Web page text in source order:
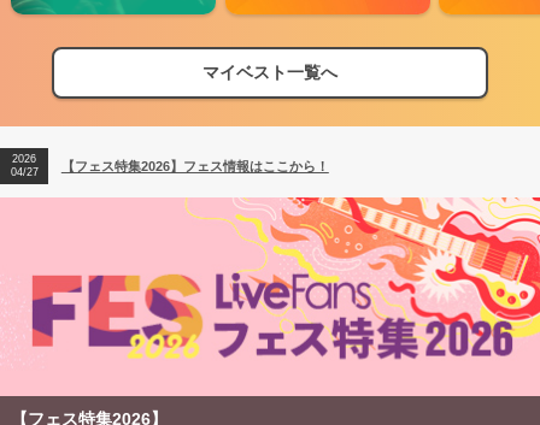
マイベスト一覧へ
【フェス特集2026】フェス情報はここから！
【ライブ動員ランキング】2026年上半期編発表！
2026
04/27
【フェス特集2026】フェス情報はここから！
2026
【ライブ動員ランキング】2026年上半期編発表！
【フェス特集2026】